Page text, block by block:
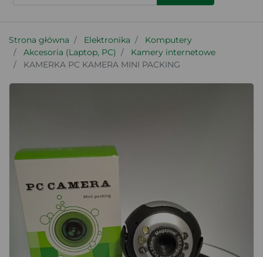
Strona główna Elektronika
Komputery
Akcesoria (Laptop, PC)
Kamery internetowe
KAMERKA PC KAMERA MINI PACKING